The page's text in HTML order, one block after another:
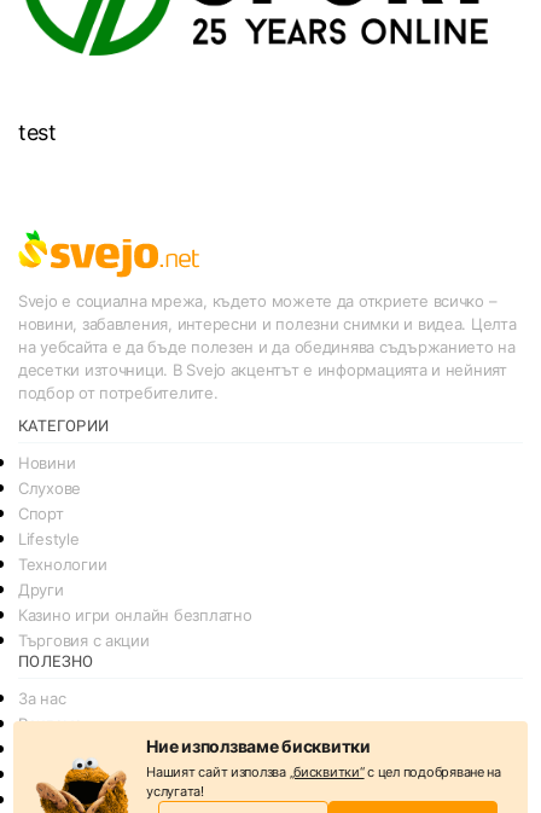
test
Svejo е социална мрежа, където можете да откриете всичко –
новини, забавления, интересни и полезни снимки и видеа. Целта
на уебсайта е да бъде полезен и да обединява съдържанието на
десетки източници. В Svejo акцентът е информацията и нейният
подбор от потребителите.
КАТЕГОРИИ
Новини
Слухове
Спорт
Lifestyle
Технологии
Други
Казино игри онлайн безплатно
Търговия с акции
ПОЛЕЗНО
За нас
Реклама
Условия за споделяне
Политика за поверителснот
Ние използваме бисквитки
Нашият сайт използва „бисквитки“с цел подобряване на
услугата!